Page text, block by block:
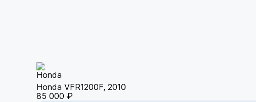
Honda VFR1200F, 2010
85 000 ₽